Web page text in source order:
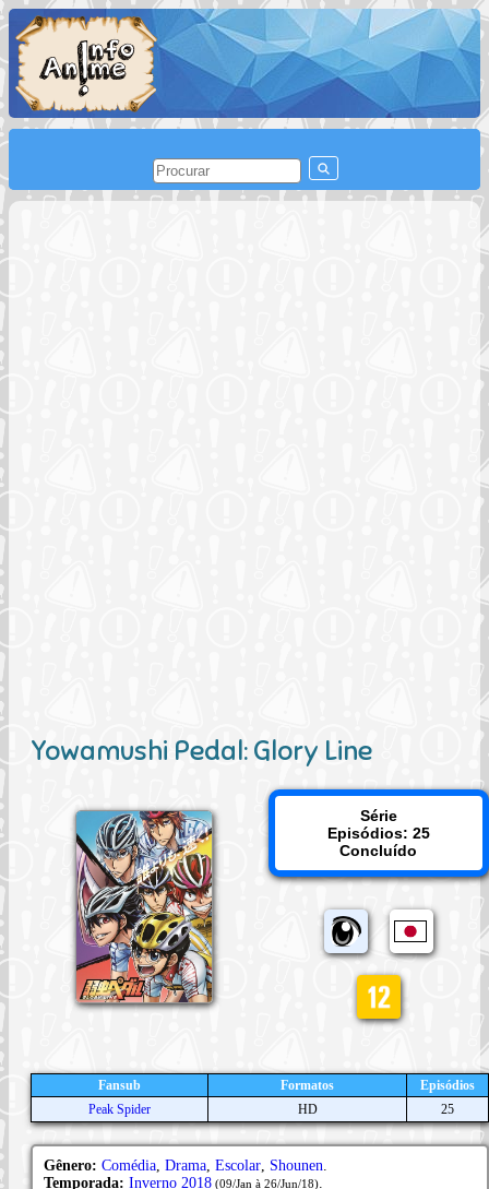
Yowamushi Pedal: Glory Line
Série
Episódios: 25
Concluído
Fansub Formatos
Episódios
Peak Spider
HD 25
Gênero: Comédia Drama Escolar Shounen
Temporada: Inverno 2018 (09/Jan à 26/Jun/18)